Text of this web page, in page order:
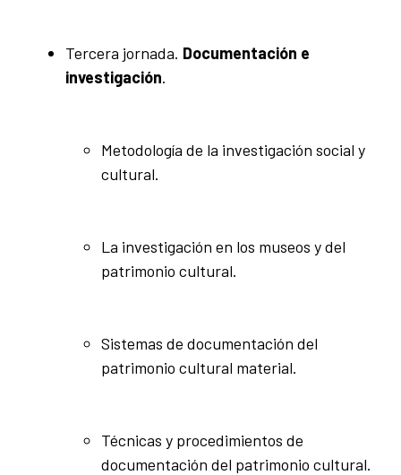
Tercera jornada. Documentación e
investigación.
Metodología de la investigación social y
cultural.
La investigación en los museos y del
patrimonio cultural.
Sistemas de documentación del
patrimonio cultural material.
Técnicas y procedimientos de
documentación del patrimonio cultural.